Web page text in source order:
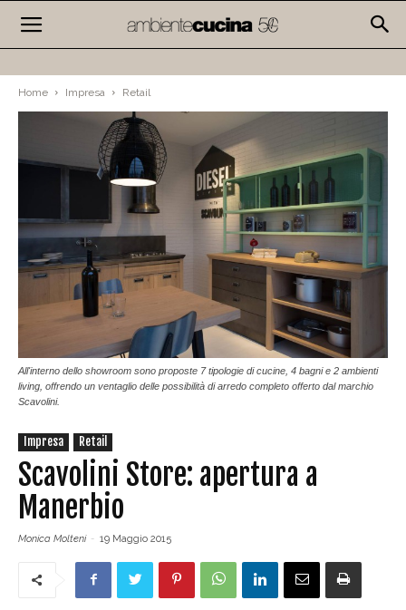
Home Impresa Retail
All'interno dello showroom sono proposte 7 tipologie di cucine, 4 bagni e 2 ambienti
living, offrendo un ventaglio delle possibilità di arredo completo offerto dal marchio
Scavolini.
Impresa Retail
Scavolini Store: apertura a
Manerbio
Monica Molteni - 19 Maggio 2015